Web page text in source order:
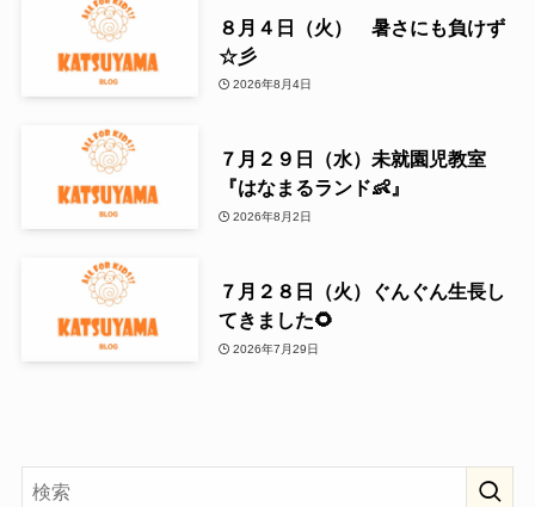
８月４日（火） 暑さにも負けず
☆彡
2026年8月4日
７月２９日（水）未就園児教室
『はなまるランド👶』
2026年8月2日
７月２８日（火）ぐんぐん生長し
てきました🌻
2026年7月29日